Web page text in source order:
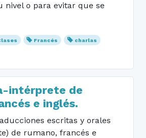
nivel o para evitar que se
Francés
charlas
intérprete de
e inglés.
escritas y orales
de rumano, francés e